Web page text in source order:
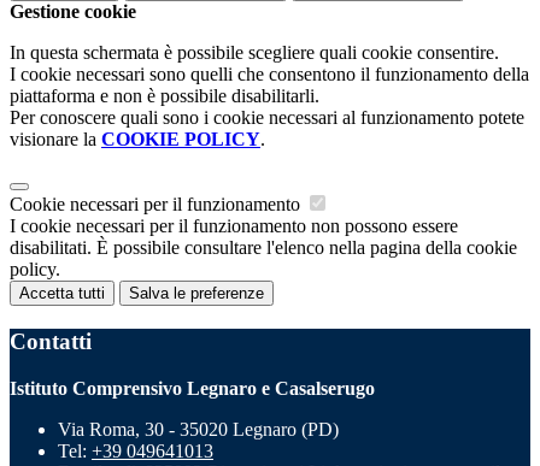
Gestione cookie
In questa schermata è possibile scegliere quali cookie consentire.
I cookie necessari sono quelli che consentono il funzionamento della
piattaforma e non è possibile disabilitarli.
Per conoscere quali sono i cookie necessari al funzionamento potete
visionare la COOKIE POLICY.
Cookie necessari per il funzionamento
I cookie necessari per il funzionamento non possono essere
disabilitati. È possibile consultare l'elenco nella pagina della cookie
policy.
Accetta tutti Salva le preferenze
Contatti
Istituto Comprensivo Legnaro e Casalserugo
Via Roma, 30 - 35020 Legnaro (PD)
Tel: +39 049641013